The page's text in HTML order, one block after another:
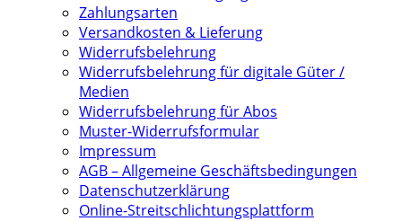
Zahlungsarten
Versandkosten & Lieferung
Widerrufsbelehrung
Widerrufsbelehrung für digitale Güter /
Medien
Widerrufsbelehrung für Abos
Muster-Widerrufsformular
Impressum
AGB – Allgemeine Geschäftsbedingungen
Datenschutzerklärung
Online-Streitschlichtungsplattform